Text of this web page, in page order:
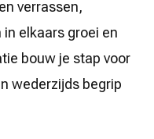
verrassen,
elkaars groei en
bouw je stap voor
wederzijds begrip